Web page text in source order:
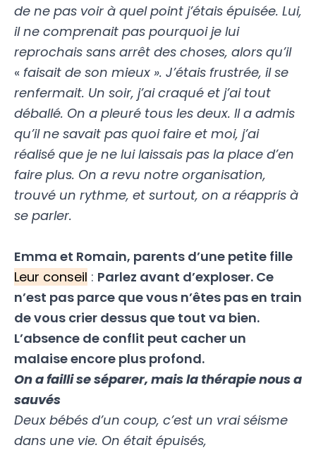
de ne pas voir à quel point j’étais épuisée. Lui,
il ne comprenait pas pourquoi je lui
reprochais sans arrêt des choses, alors qu’il
« faisait de son mieux ». J’étais frustrée, il se
renfermait. Un soir, j’ai craqué et j’ai tout
déballé. On a pleuré tous les deux. Il a admis
qu’il ne savait pas quoi faire et moi, j’ai
réalisé que je ne lui laissais pas la place d’en
faire plus. On a revu notre organisation,
trouvé un rythme, et surtout, on a réappris à
se parler.
Emma et Romain, parents d’une petite fille
Leur conseil : Parlez avant d’exploser. Ce
n’est pas parce que vous n’êtes pas en train
de vous crier dessus que tout va bien.
L’absence de conflit peut cacher un
malaise encore plus profond.
On a failli se séparer, mais la thérapie nous a
sauvés
Deux bébés d’un coup, c’est un vrai séisme
dans une vie. On était épuisés,